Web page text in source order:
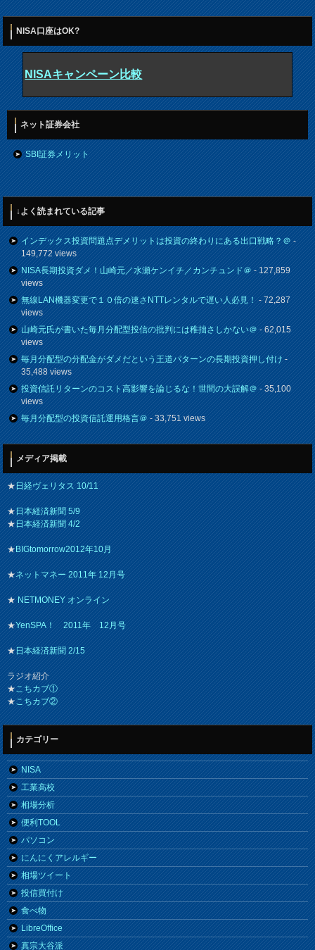
NISA口座はOK?
NISAキャンペーン比較
ネット証券会社
SBI証券メリット
↓よく読まれている記事
インデックス投資問題点デメリットは投資の終わりにある出口戦略？＠-
149,772 views
NISA長期投資ダメ！山崎元／水瀬ケンイチ／カンチュンド＠- 127,859
views
無線LAN機器変更で１０倍の速さNTTレンタルで遅い人必見！- 72,287
views
山崎元氏が書いた毎月分配型投信の批判には稚拙さしかない＠- 62,015
views
毎月分配型の分配金がダメだという王道パターンの長期投資押し付け-
35,488 views
投資信託リターンのコスト高影響を論じるな！世間の大誤解＠- 35,100
views
毎月分配型の投資信託運用格言＠- 33,751 views
メディア掲載
★日経ヴェリタス 10/11
★日本経済新聞 5/9
★日本経済新聞 4/2
★BIGtomorrow2012年10月
★ネットマネー 2011年 12月号
★NETMONEY オンライン
★YenSPA！ 2011年 12月号
★日本経済新聞 2/15
ラジオ紹介
★こちカブ①
★こちカブ②
カテゴリー
NISA
工業高校
相場分析
便利TOOL
パソコン
にんにくアレルギー
相場ツイート
投信買付け
食べ物
LibreOffice
真宗大谷派